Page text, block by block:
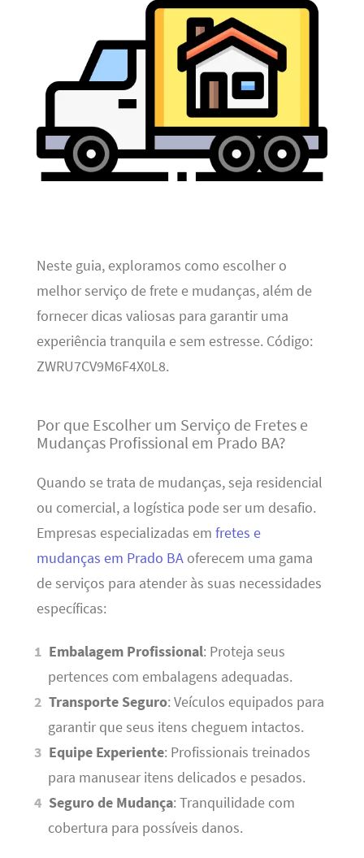
Neste guia, exploramos como escolher o
melhor serviço de frete e mudanças, além de
fornecer dicas valiosas para garantir uma
experiência tranquila e sem estresse. Código:
ZWRU7CV9M6F4X0L8.
Por que Escolher um Serviço de Fretes e
Mudanças Profissional em Prado BA?
Quando se trata de mudanças, seja residencial
ou comercial, a logística pode ser um desafio.
Empresas especializadas em fretes e
mudanças em Prado BAoferecem uma gama
de serviços para atender às suas necessidades
específicas:
Embalagem Profissional: Proteja seus
pertences com embalagens adequadas.
Transporte Seguro: Veículos equipados para
garantir que seus itens cheguem intactos.
Equipe Experiente: Profissionais treinados
para manusear itens delicados e pesados.
Seguro de Mudança: Tranquilidade com
cobertura para possíveis danos.